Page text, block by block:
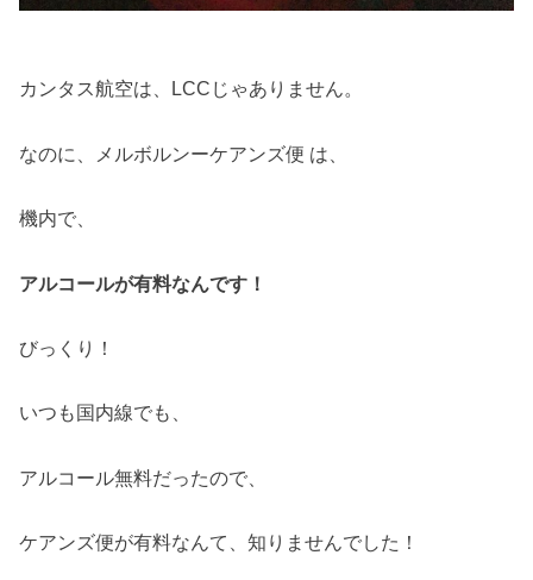
カンタス航空は、LCCじゃありません。
なのに、メルボルンーケアンズ便 は、
機内で、
アルコールが有料なんです！
びっくり！
いつも国内線でも、
アルコール無料だったので、
ケアンズ便が有料なんて、知りませんでした！